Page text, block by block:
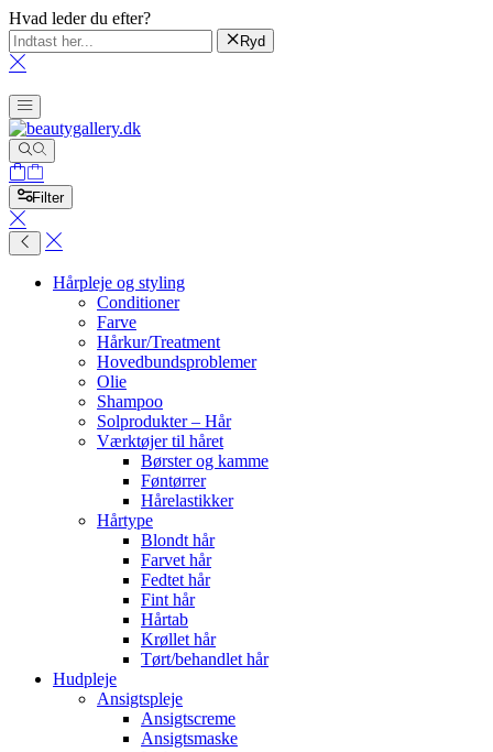
Hvad leder du efter?
Ryd
Filter
Hårpleje og styling
Conditioner
Farve
Hårkur/Treatment
Hovedbundsproblemer
Olie
Shampoo
Solprodukter – Hår
Værktøjer til håret
Børster og kamme
Føntørrer
Hårelastikker
Hårtype
Blondt hår
Farvet hår
Fedtet hår
Fint hår
Hårtab
Krøllet hår
Tørt/behandlet hår
Hudpleje
Ansigtspleje
Ansigtscreme
Ansigtsmaske